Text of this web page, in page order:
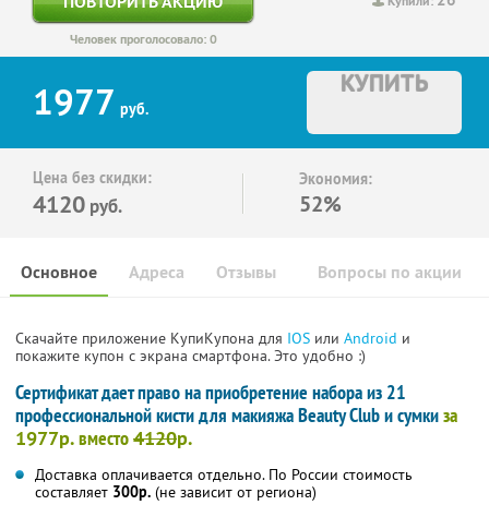
Человек проголосовало: 0
1977 руб.
КУПИТЬ
Цена без скидки:
4120 руб.
Экономия:
52%
Основное Отзывы Вопросы по акции
Адреса
Скачайте приложение КупиКупона для IOS или Android и
покажите купон с экрана смартфона. Это удобно :)
Сертификат дает право на приобретение набора из 21
профессиональной кисти для макияжа Beauty Club и сумкиза
1977р.вместо4120р.
Доставка оплачивается отдельно. По России стоимость
составляет 300р. (не зависит от региона)